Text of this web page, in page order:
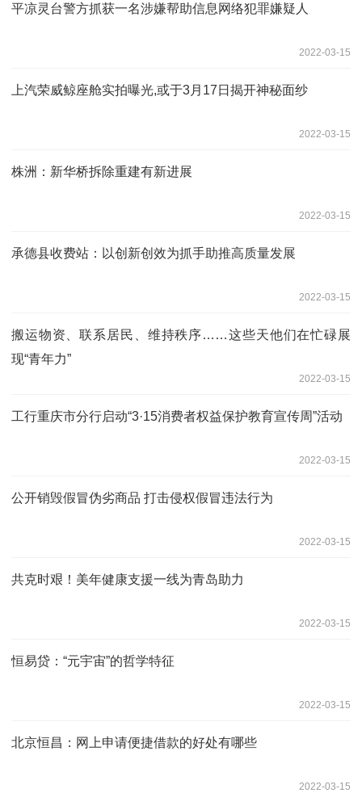
平凉灵台警方抓获一名涉嫌帮助信息网络犯罪嫌疑人
2022-03-15
上汽荣威鲸座舱实拍曝光,或于3月17日揭开神秘面纱
2022-03-15
株洲：新华桥拆除重建有新进展
2022-03-15
承德县收费站：以创新创效为抓手助推高质量发展
2022-03-15
搬运物资、联系居民、维持秩序……这些天他们在忙碌展
现“青年力”
2022-03-15
工行重庆市分行启动“3·15消费者权益保护教育宣传周”活动
2022-03-15
公开销毁假冒伪劣商品 打击侵权假冒违法行为
2022-03-15
共克时艰！美年健康支援一线为青岛助力
2022-03-15
恒易贷：“元宇宙”的哲学特征
2022-03-15
北京恒昌：网上申请便捷借款的好处有哪些
2022-03-15